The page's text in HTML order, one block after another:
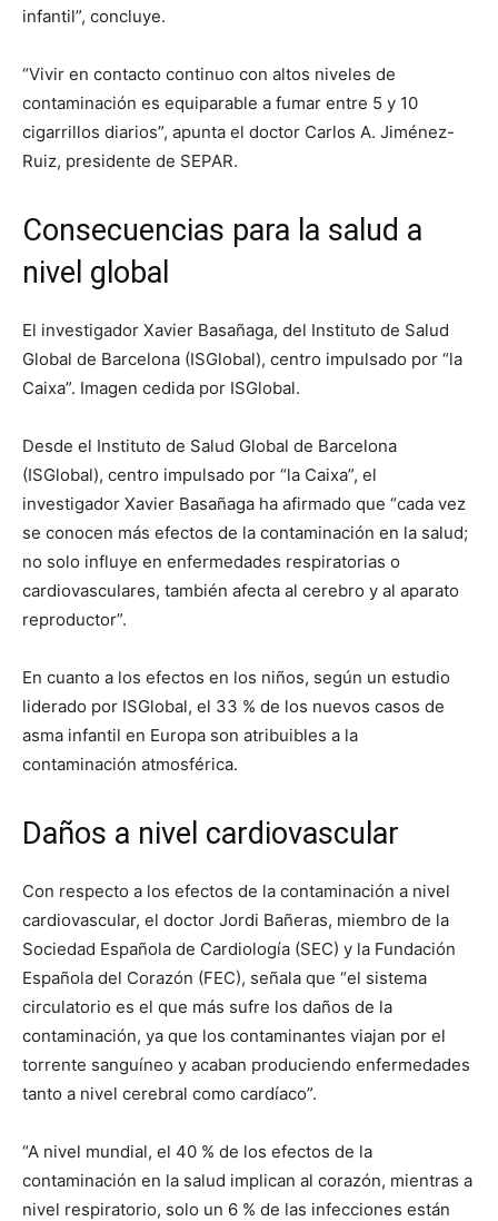
infantil”, concluye.
“Vivir en contacto continuo con altos niveles de
contaminación es equiparable a fumar entre 5 y 10
cigarrillos diarios”, apunta el doctor Carlos A. Jiménez-
Ruiz, presidente de SEPAR.
Consecuencias para la salud a
nivel global
El investigador Xavier Basañaga, del Instituto de Salud
Global de Barcelona (ISGlobal), centro impulsado por “la
Caixa”. Imagen cedida por ISGlobal.
Desde el Instituto de Salud Global de Barcelona
(ISGlobal), centro impulsado por “la Caixa”, el
investigador Xavier Basañaga ha afirmado que “cada vez
se conocen más efectos de la contaminación en la salud;
no solo influye en enfermedades respiratorias o
cardiovasculares, también afecta al cerebro y al aparato
reproductor”.
En cuanto a los efectos en los niños, según un estudio
liderado por ISGlobal, el 33 % de los nuevos casos de
asma infantil en Europa son atribuibles a la
contaminación atmosférica.
Daños a nivel cardiovascular
Con respecto a los efectos de la contaminación a nivel
cardiovascular, el doctor Jordi Bañeras, miembro de la
Sociedad Española de Cardiología (SEC) y la Fundación
Española del Corazón (FEC), señala que “el sistema
circulatorio es el que más sufre los daños de la
contaminación, ya que los contaminantes viajan por el
torrente sanguíneo y acaban produciendo enfermedades
tanto a nivel cerebral como cardíaco”.
“A nivel mundial, el 40 % de los efectos de la
contaminación en la salud implican al corazón, mientras a
nivel respiratorio, solo un 6 % de las infecciones están